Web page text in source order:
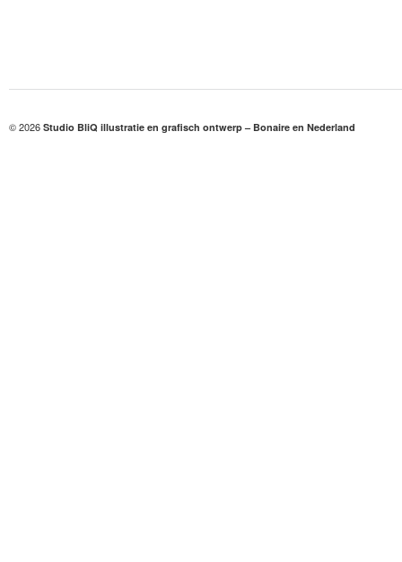
© 2026 Studio BliQ illustratie en grafisch ontwerp – Bonaire en Nederland